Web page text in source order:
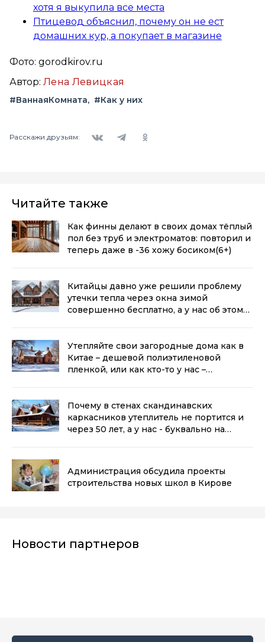
хотя я выкупила все места
Птицевод объяснил, почему он не ест
домашних кур, а покупает в магазине
Фото: gorodkirov.ru
Автор: Лена Левицкая
#ВаннаяКомната #Как у них
Расскажи друзьям:
Читайте также
Как финны делают в своих домах тёплый
пол без труб и электроматов: повторил и
теперь даже в -36 хожу босиком(6+)
Китайцы давно уже решили проблему
утечки тепла через окна зимой
совершенно бесплатно, а у нас об этом
Утепляйте свои загородные дома как в
Китае – дешевой полиэтиленовой
пленкой, или как кто-то у нас –
Почему в стенах скандинавских
каркасников утеплитель не портится и
через 50 лет, а у нас - буквально на
Администрация обсудила проекты
строительства новых школ в Кирове
Новости партнеров